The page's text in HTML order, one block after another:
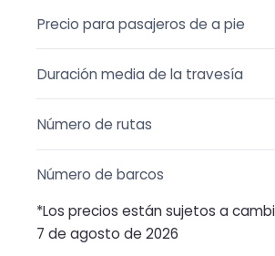
Precio para pasajeros de a pie
Duración media de la travesía
Número de rutas
Número de barcos
*Los precios están sujetos a
7 de agosto de 2026